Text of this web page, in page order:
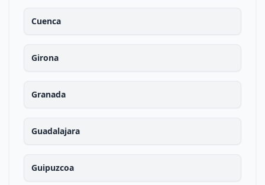
Cuenca
Girona
Granada
Guadalajara
Guipuzcoa